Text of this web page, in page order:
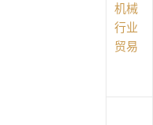
机械
行业
贸易